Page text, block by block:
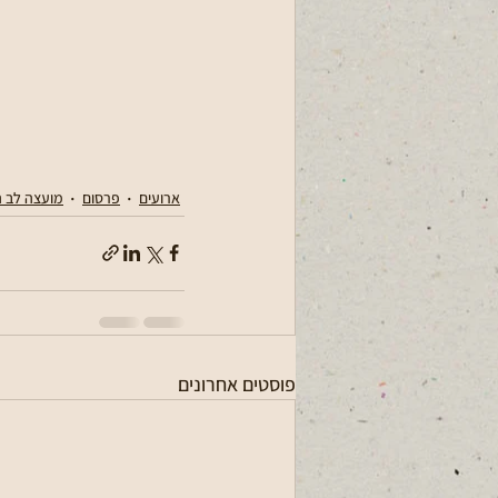
ארועים פרסום מועצה לב
פוסטים אחרונים